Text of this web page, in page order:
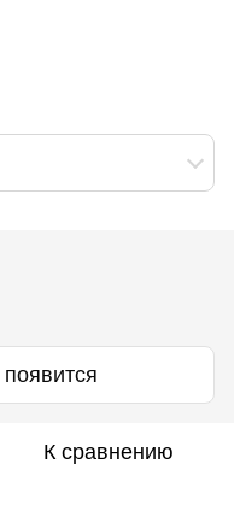
К сравнению